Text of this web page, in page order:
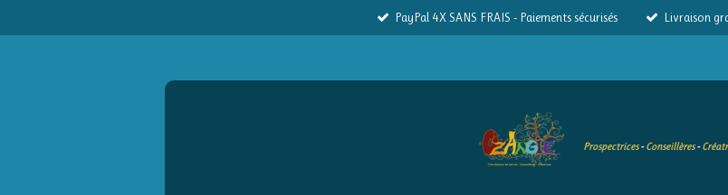
PayPal 4X SANS FRAIS - Paiements sécurisés Livraison
Prospectrices-Conseillères-